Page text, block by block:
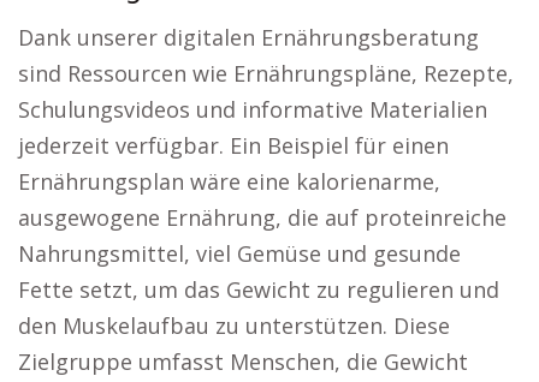
Dank unserer digitalen Ernährungsberatung
sind Ressourcen wie Ernährungspläne, Rezepte,
Schulungsvideos und informative Materialien
jederzeit verfügbar. Ein Beispiel für einen
Ernährungsplan wäre eine kalorienarme,
ausgewogene Ernährung, die auf proteinreiche
Nahrungsmittel, viel Gemüse und gesunde
Fette setzt, um das Gewicht zu regulieren und
den Muskelaufbau zu unterstützen. Diese
Zielgruppe umfasst Menschen, die Gewicht